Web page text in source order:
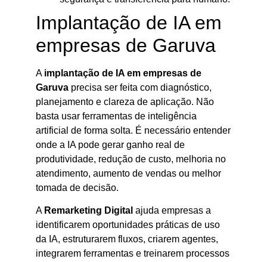
Implantação de IA em
empresas de Garuva
A implantação de IA em empresas de
Garuva precisa ser feita com diagnóstico,
planejamento e clareza de aplicação. Não
basta usar ferramentas de inteligência
artificial de forma solta. É necessário entender
onde a IA pode gerar ganho real de
produtividade, redução de custo, melhoria no
atendimento, aumento de vendas ou melhor
tomada de decisão.
A Remarketing Digital ajuda empresas a
identificarem oportunidades práticas de uso
da IA, estruturarem fluxos, criarem agentes,
integrarem ferramentas e treinarem processos